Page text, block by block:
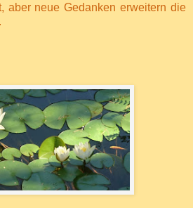
aber neue Gedanken erweitern die